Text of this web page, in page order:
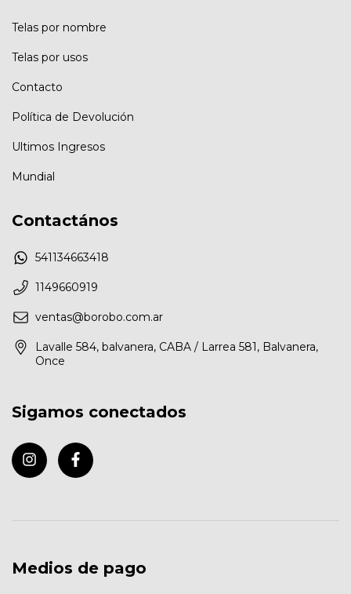
Telas por nombre
Telas por usos
Contacto
Política de Devolución
Ultimos Ingresos
Mundial
Contactános
541134663418
1149660919
ventas@borobo.com.ar
Lavalle 584, balvanera, CABA / Larrea 581, Balvanera,
Once
Sigamos conectados
Medios de pago